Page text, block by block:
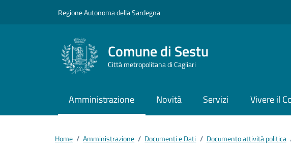
Regione Autonoma della Sardegna
Comune di Sestu
Città metropolitana di Cagliari
Amministrazione Novità Servizi Vivere il
Home / Amministrazione / Documenti e Dati / Documento attività politica